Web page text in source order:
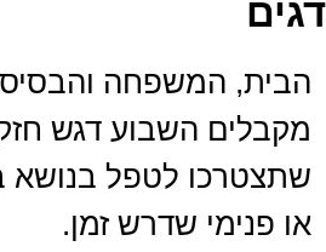
דגים
הבית, המשפחה
מקבלים השבוע דגש
שתצטרכו לטפל בנושא
או פנימי שדרש זמן.